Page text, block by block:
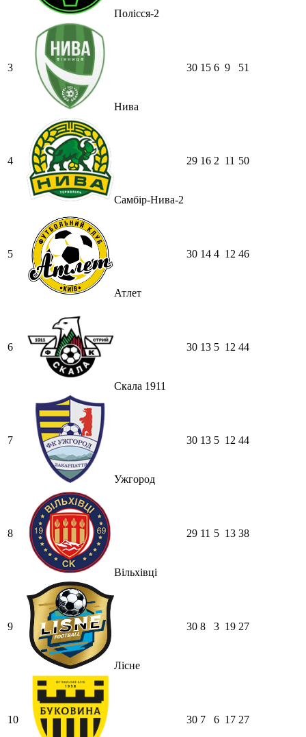
Полісся-2
3
Нива
30 15 6 9 51
4
Самбір-Нива-2
29 16 2 11 50
5
Атлет
30 14 4 12 46
6
Скала 1911
30 13 5 12 44
7
Ужгород
30 13 5 12 44
8
Вільхівці
29 11 5 13 38
9
Лісне
30 8 3 19 27
10 30 7 6 17 27